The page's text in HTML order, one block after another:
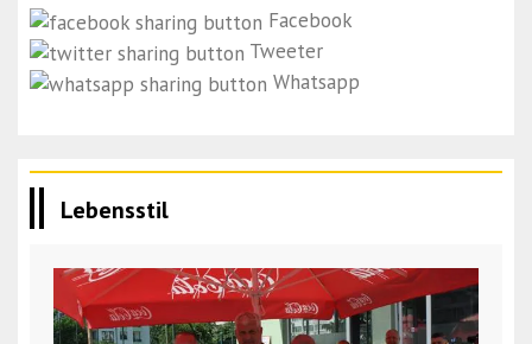
Facebook
Tweeter
Whatsapp
Lebensstil